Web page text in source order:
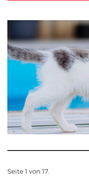
Seite 1 von 17.